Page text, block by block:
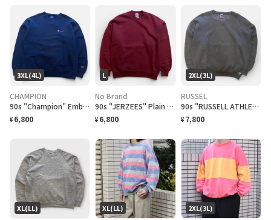
3XL(4L)
CHAMPION
90s "Champion" Embroidered Logo Sweat チャンピオン スウェット[XXXL]
¥ 6,800
L
No Brand
90s "JERZEES" Plain Super Sweat ジャージーズ スーパースウェット [L]
¥ 6,800
2XL(3L)
RUSSEL
90s "RUSSELL ATHLETIC" plain sweat ラッセル アスレチック スウェット [XXL]
¥ 7,800
XL(LL) XL(LL) 2XL(3L)